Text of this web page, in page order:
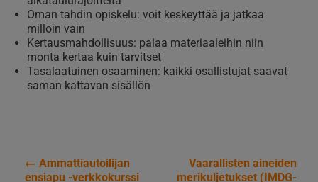
Oman tahdin opiskelu: voit keskeyttää ja jatkaa
milloin vain
Kertausmahdollisuus: palaa materiaaleihin niin
monta kertaa kuin tarvitset
Tasalaatuinen osaaminen: kaikki osallistujat saavat
saman kattavan sisällön
← Ammattiautoilijan
ensiapu -verkkokurssi
Vaarallisten aineiden
merikuljetukset (IMDG-